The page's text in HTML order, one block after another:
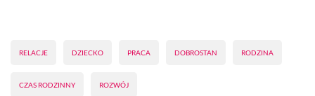
RELACJE DZIECKO PRACA DOBROSTAN RODZINA
CZAS RODZINNY ROZWÓJ